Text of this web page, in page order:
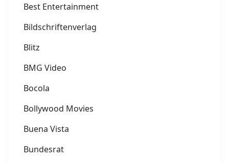
Best Entertainment
Bildschriftenverlag
Blitz
BMG Video
Bocola
Bollywood Movies
Buena Vista
Bundesrat